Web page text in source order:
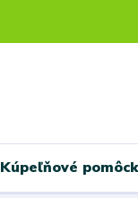
Kúpeľňové